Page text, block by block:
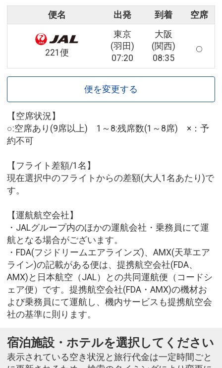
便名 出発 到着 空席
221便
東京
(羽田)
07:20
大阪
(関西)
08:35
便を変更する
【空席状況】
○:空席あり(9席以上) 1～8:残席数(1～8席) ×：予
約不可
【フライト差額/1名】
現在選択中のフライトからの差額(大人1名あたり)で
す。
【運航航空会社】
・JALグループ内のほかの運航会社・乗務員にて運
航となる場合がございます。
・FDA(フジドリームエアラインズ)、AMX(天草エア
ライン)の記載がある便は、提携航空会社(FDA、
AMX)と日本航空（JAL）との共同運航便（コードシ
ェア便）です。提携航空会社(FDA・AMX)の機材お
よび乗務員にて運航し、機内サービスも提携航空会
社の基準に則ります。
宿泊施設・ホテルを選択してください
表示されている空き状況と旅行代金は一定時間ごと